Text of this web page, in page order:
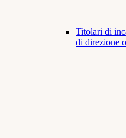
Titolari di
di direzione